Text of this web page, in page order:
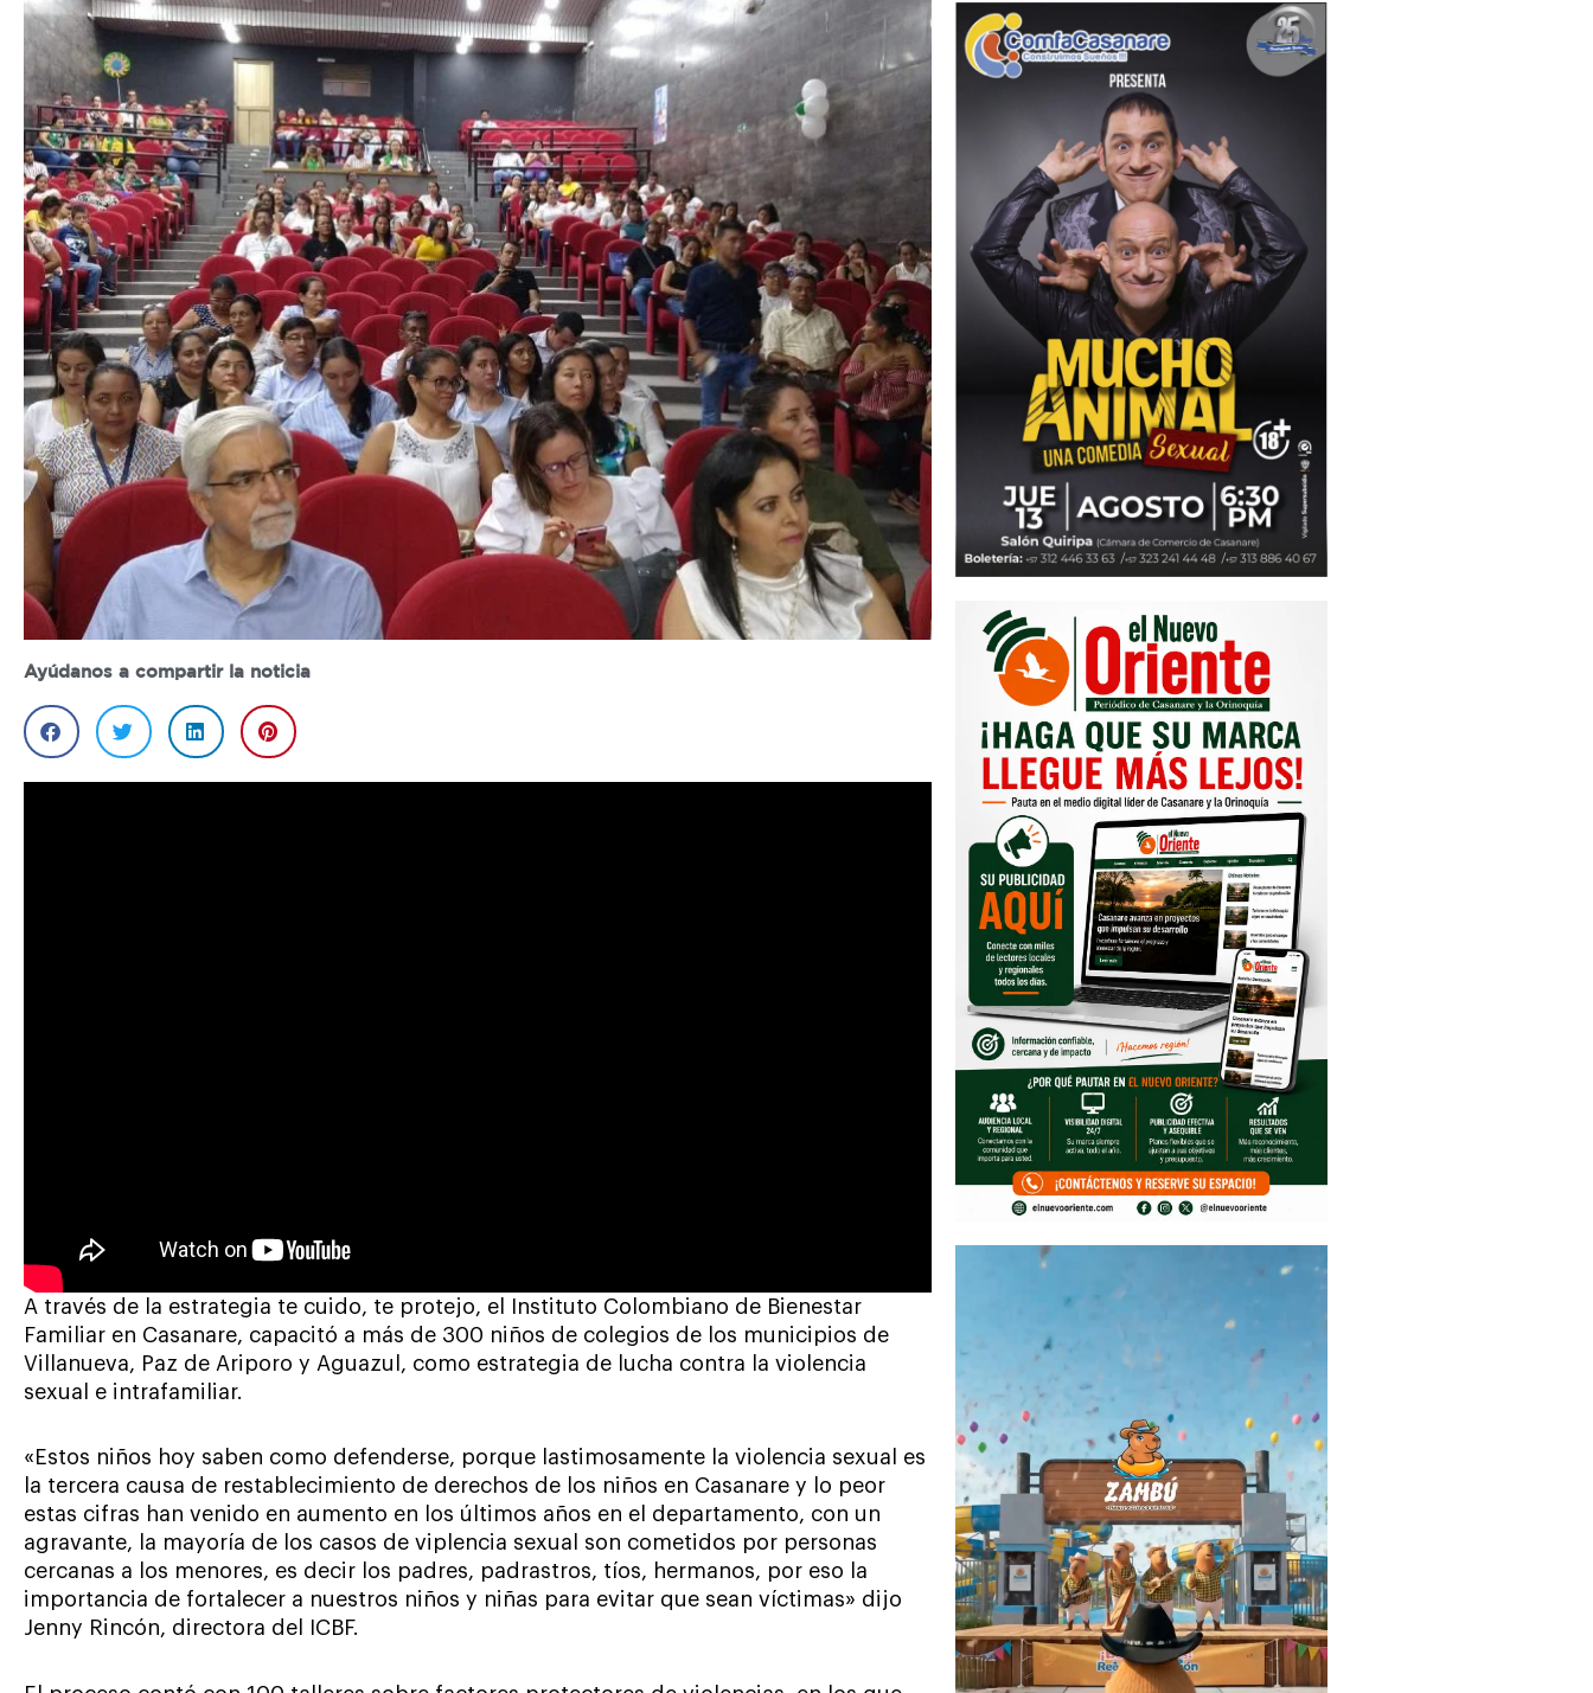
Ayúdanos a compartir la noticia
A través de la estrategia te cuido, te protejo, el Instituto Colombiano de Bienestar
Familiar en Casanare, capacitó a más de 300 niños de colegios de los municipios de
Villanueva, Paz de Ariporo y Aguazul, como estrategia de lucha contra la violencia
sexual e intrafamiliar.
«Estos niños hoy saben como defenderse, porque lastimosamente la violencia sexual es
la tercera causa de restablecimiento de derechos de los niños en Casanare y lo peor
estas cifras han venido en aumento en los últimos años en el departamento, con un
agravante, la mayoría de los casos de viplencia sexual son cometidos por personas
cercanas a los menores, es decir los padres, padrastros, tíos, hermanos, por eso la
importancia de fortalecer a nuestros niños y niñas para evitar que sean víctimas» dijo
Jenny Rincón, directora del ICBF.